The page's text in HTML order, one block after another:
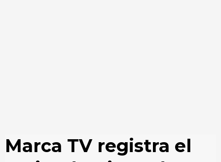
Marca TV registra el